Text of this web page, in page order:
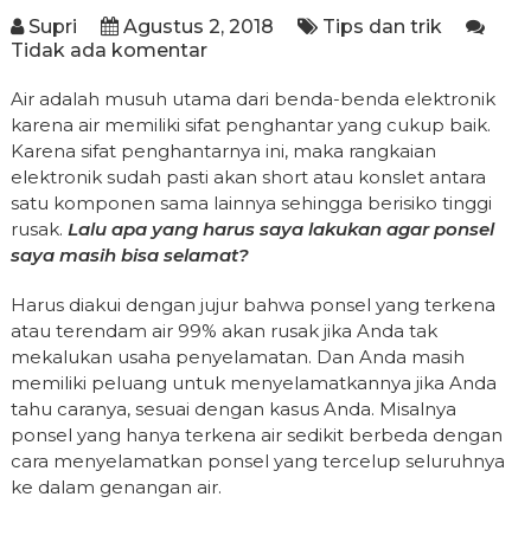
Supri Agustus 2, 2018
Tips dan trik
Tidak ada komentar
Air adalah musuh utama dari benda-benda elektronik
karena air memiliki sifat penghantar yang cukup baik.
Karena sifat penghantarnya ini, maka rangkaian
elektronik sudah pasti akan short atau konslet antara
satu komponen sama lainnya sehingga berisiko tinggi
rusak. Lalu apa yang harus saya lakukan agar ponsel
saya masih bisa selamat?
Harus diakui dengan jujur bahwa ponsel yang terkena
atau terendam air 99% akan rusak jika Anda tak
mekalukan usaha penyelamatan. Dan Anda masih
memiliki peluang untuk menyelamatkannya jika Anda
tahu caranya, sesuai dengan kasus Anda. Misalnya
ponsel yang hanya terkena air sedikit berbeda dengan
cara menyelamatkan ponsel yang tercelup seluruhnya
ke dalam genangan air.